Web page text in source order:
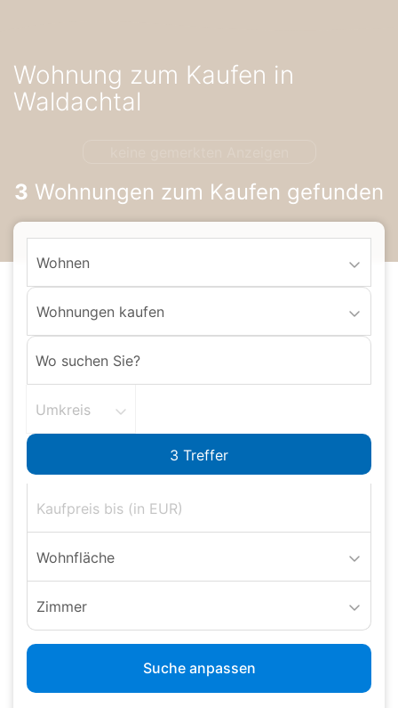
zur
Navigation
zum
Wohnung zum Kaufen in
Waldachtal
3 Wohnungen zum Kaufen gefunden
Wohnen
Wohnungen kaufen
Umkreis
Wohnfläche
Zimmer
Suche anpassen